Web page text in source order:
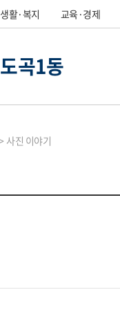
생활·복지 교육·경제
도곡1동
사진 이야기